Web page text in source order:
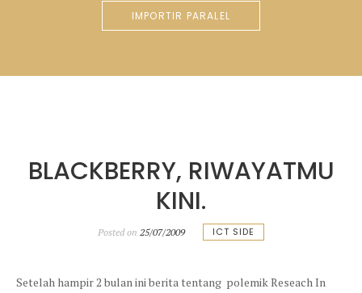
IMPORTIR PARALEL
BLACKBERRY, RIWAYATMU
KINI.
Posted on 25/07/2009 ICT SIDE
Setelah hampir 2 bulan ini berita tentang polemik Reseach In